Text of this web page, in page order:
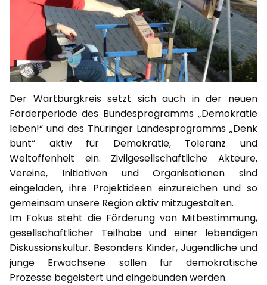
Der Wartburgkreis setzt sich auch in der neuen
Förderperiode des Bundesprogramms „Demokratie
leben!“ und des Thüringer Landesprogramms „Denk
bunt“ aktiv für Demokratie, Toleranz und
Weltoffenheit ein. Zivilgesellschaftliche Akteure,
Vereine, Initiativen und Organisationen sind
eingeladen, ihre Projektideen einzureichen und so
gemeinsam unsere Region aktiv mitzugestalten.
Im Fokus steht die Förderung von Mitbestimmung,
gesellschaftlicher Teilhabe und einer lebendigen
Diskussionskultur. Besonders Kinder, Jugendliche und
junge Erwachsene sollen für demokratische
Prozesse begeistert und eingebunden werden.